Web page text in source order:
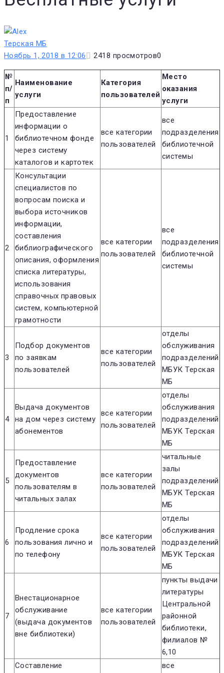
Терская МБ
Ноябрь 1, 2018 в 12:06
2418 просмотров0
№
п/
п
Наименование
услуги
Категория
пользователей
Место
оказания
услуги
1
Предоставление
информации о
библиотечном фонде
через систему
каталогов и картотек
все категории
пользователей
все
подразделения
библиотечной
системы
2
Консультации
специалистов по
вопросам поиска и
выбора источников
информации,
составления
библиографического
описания, оформления
списка литературы,
использования
справочных правовых
систем, компьютерной
грамотности
все категории
пользователей
все
подразделения
библиотечной
системы
3
Подбор документов
по заявкам
пользователей
все категории
пользователей
отделы
обслуживания
подразделений
МБУК Терская
МБ
4
Выдача документов
на дом через систему
абонементов
все категории
пользователей
отделы
обслуживания
подразделений
МБУК Терская
МБ
5
Предоставление
документов
пользователям в
читальных залах
все категории
пользователей
читальные
залы
подразделений
МБУК Терская
МБ
6
Продление срока
пользования лично и
по телефону
все категории
пользователей
отделы
обслуживания
подразделений
МБУК Терская
МБ
7
Внестационарное
обслуживание
(выдача документов
вне библиотеки)
все категории
пользователей
пункты выдачи
литературы
Центральной
районной
библиотеки,
филиалов №
6,10
Составление
все